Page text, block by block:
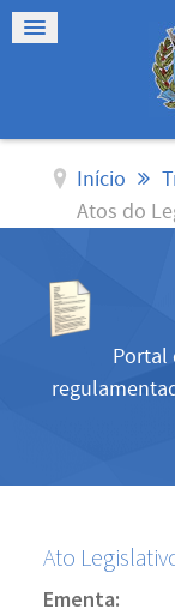
Início
Atos do
Portal
Ato
Ementa: